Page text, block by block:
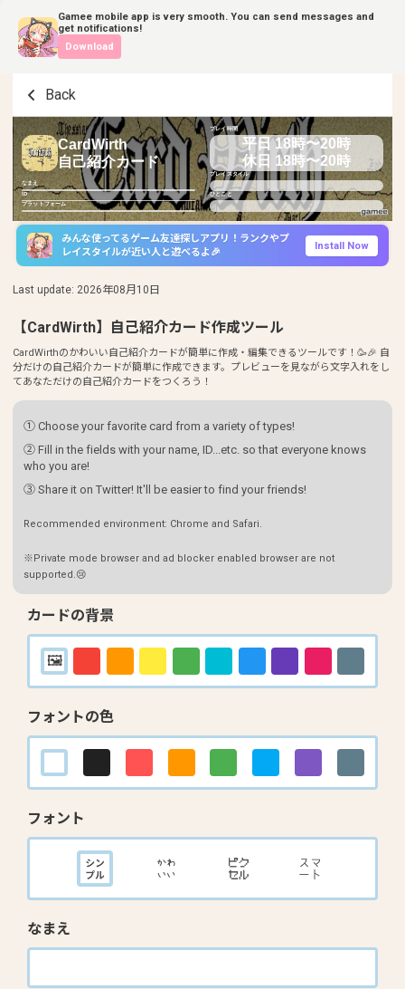
Gamee mobile app is very smooth. You can send messages and
get notifications!
Download
Back
CardWirth
自己紹介カード
なまえ
ID
プラットフォーム
プレイ時間
平日 18時〜20時
休日 18時〜20時
プレイスタイル
ひとこと
みんな使ってるゲーム友達探しアプリ！ランクやプ
レイスタイルが近い人と遊べるよ🎉
Install Now
Last update: 2026年08月10日
【CardWirth】自己紹介カード作成ツール
CardWirthのかわいい自己紹介カードが簡単に作成・編集できるツールです！🥳🎉 自
分だけの自己紹介カードが簡単に作成できます。プレビューを見ながら文字入れをし
てあなただけの自己紹介カードをつくろう！
① Choose your favorite card from a variety of types!
② Fill in the fields with your name, ID...etc. so that everyone knows
who you are!
③ Share it on Twitter! It'll be easier to find your friends!
Recommended environment: Chrome and Safari.
※Private mode browser and ad blocker enabled browser are not
supported.😢
カードの背景
フォントの色
フォント
なまえ